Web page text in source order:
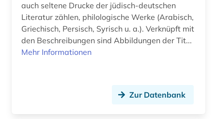
deutschland (12)
diaspora (1)
didaktik (1)
dissertation (5)
Liechtenstein (2)
Litauen (1)
Makedonien (1)
auch seltene Drucke der jüdisch-deutschen
Literatur zählen, philologische Werke (Arabisch,
Griechisch, Persisch, Syrisch u. a.). Verknüpft mit
den Beschreibungen sind Abbildungen der Tit...
Mehr Informationen
Zur Datenbank